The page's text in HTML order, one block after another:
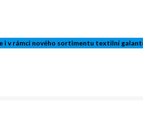
i v rámci nového sortimentu textilní